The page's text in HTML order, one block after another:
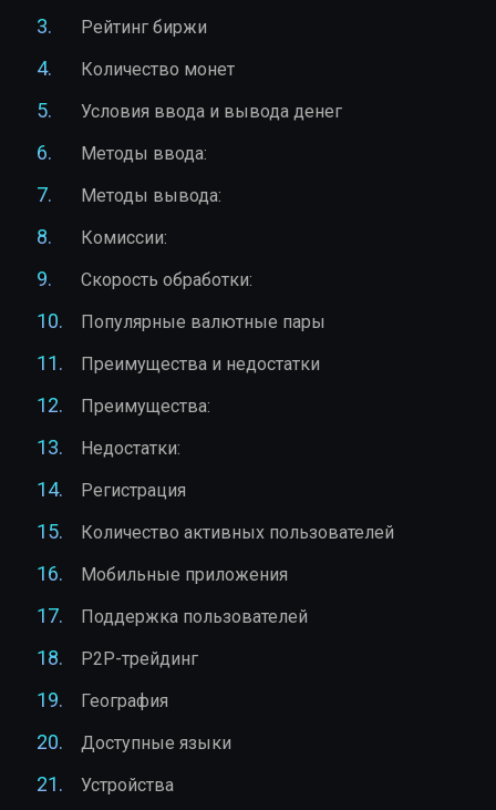
Рейтинг биржи
Количество монет
Условия ввода и вывода денег
Методы ввода:
Методы вывода:
Комиссии:
Скорость обработки:
Популярные валютные пары
Преимущества и недостатки
Преимущества:
Недостатки:
Регистрация
Количество активных пользователей
Мобильные приложения
Поддержка пользователей
P2P-трейдинг
География
Доступные языки
Устройства